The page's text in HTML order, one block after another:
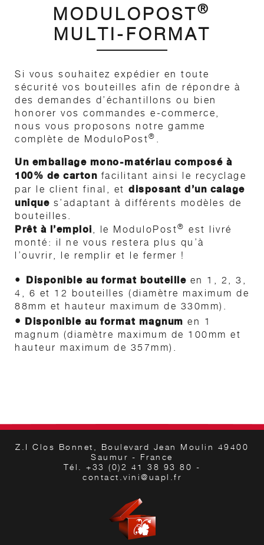
MODULOPOST®
MULTI-FORMAT
Si vous souhaitez expédier en toute
sécurité vos bouteilles afin de répondre à
des demandes d’échantillons ou bien
honorer vos commandes e-commerce,
nous vous proposons notre gamme
complète de ModuloPost®
Un emballage mono-matériau composé à
100% de carton facilitant ainsi le recyclage
par le client final, et disposant d’un calage
unique s’adaptant à différents modèles de
bouteilles.
Prêt à l’emploi , le ModuloPost® est livré
monté: il ne vous restera plus qu’à
l’ouvrir, le remplir et le fermer !
• Disponible au format bouteille en 1, 2, 3,
4, 6 et 12 bouteilles (diamètre maximum de
88mm et hauteur maximum de 330mm).
• Disponible au format magnum en 1
magnum (diamètre maximum de 100mm et
hauteur maximum de 357mm).
Z.I Clos Bonnet, Boulevard Jean Moulin 49400
Saumur - France
Tél. +33 (0)2 41 38 93 80 -
contact.vini@uapl.fr